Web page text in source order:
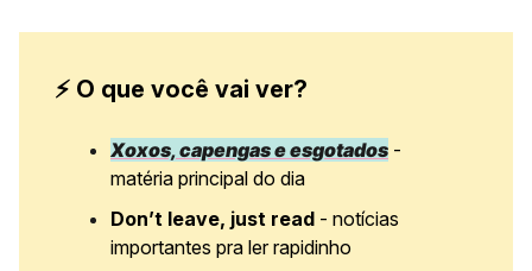
⚡ O que você vai ver?
Xoxos, capengas e esgotados -
matéria principal do dia
Don’t leave, just read - notícias
importantes pra ler rapidinho